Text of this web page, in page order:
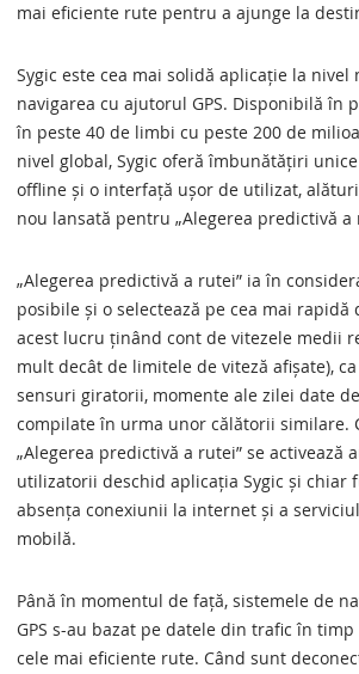
mai eficiente rute pentru a ajunge la
Sygic este cea mai solidă aplicație la
navigarea cu ajutorul GPS. Disponibilă în
în peste 40 de limbi cu peste 200 de
nivel global, Sygic oferă îmbunătățiri
offline și o interfață ușor de utilizat,
nou lansată pentru „Alegerea predictivă a
„Alegerea predictivă a rutei” ia în
posibile și o selectează pe cea mai rapidă
acest lucru ținând cont de vitezele medii
mult decât de limitele de viteză afișate),
sensuri giratorii, momente ale zilei date
compilate în urma unor călătorii similare.
„Alegerea predictivă a rutei” se activează
utilizatorii deschid aplicația Sygic și chiar
absența conexiunii la internet și a
mobilă.
Până în momentul de față, sistemele de
GPS s-au bazat pe datele din trafic în
cele mai eficiente rute. Când sunt